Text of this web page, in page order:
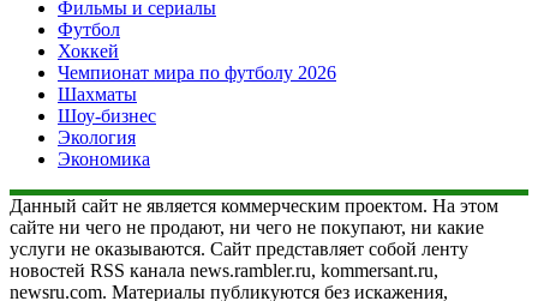
Фильмы и сериалы
Футбол
Хоккей
Чемпионат мира по футболу 2026
Шахматы
Шоу-бизнес
Экология
Экономика
Данный сайт не является коммерческим проектом. На этом
сайте ни чего не продают, ни чего не покупают, ни какие
услуги не оказываются. Сайт представляет собой ленту
новостей RSS канала news.rambler.ru, kommersant.ru,
newsru.com. Материалы публикуются без искажения,